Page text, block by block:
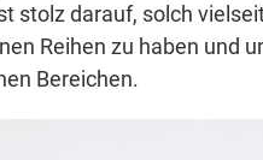
stolz darauf, solch
Reihen zu haben und
Bereichen.